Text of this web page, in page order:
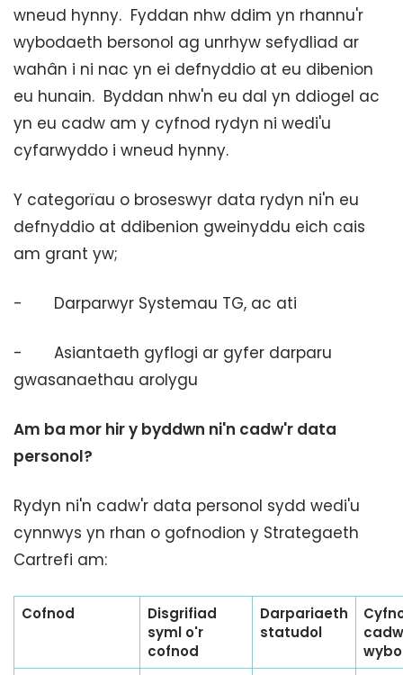
wneud hynny. Fyddan nhw ddim yn rhannu'r
wybodaeth bersonol ag unrhyw sefydliad ar
wahân i ni nac yn ei defnyddio at eu dibenion
eu hunain. Byddan nhw'n eu dal yn ddiogel ac
yn eu cadw am y cyfnod rydyn ni wedi'u
cyfarwyddo i wneud hynny.
Y categorïau o broseswyr data rydyn ni'n eu
defnyddio at ddibenion gweinyddu eich cais
am grant yw;
- Darparwyr Systemau TG, ac ati
- Asiantaeth gyflogi ar gyfer darparu
gwasanaethau arolygu
Am ba mor hir y byddwn ni'n cadw'r data
personol?
Rydyn ni'n cadw'r data personol sydd wedi'u
cynnwys yn rhan o gofnodion y Strategaeth
Cartrefi am:
Cofnod
Disgrifiad
syml o'r
cofnod
Darpariaeth
statudol